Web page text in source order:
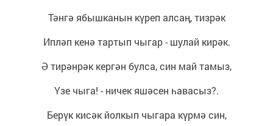
Тәнгә ябышканын күреп алсаң, тизрәк
Ипләп кенә тартып чыгар - шулай кирәк.
Ә тирәнрәк кергән булса, син май тамыз,
Үзе чыга! - ничек яшәсен һавасыз?.
Берүк кисәк йолкып чыгара күрмә син,